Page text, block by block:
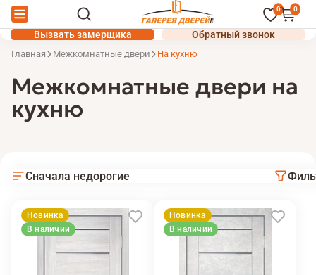
0 0
Вызвать замерщика Обратный звонок
Главная Межкомнатные двери На кухню
Межкомнатные двери на
кухню
Сначала недорогие
Новинка
В наличии
Новинка
В наличии